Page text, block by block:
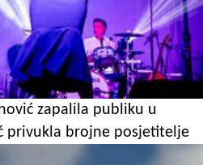
zapalila publiku u
privukla brojne posjetitelje